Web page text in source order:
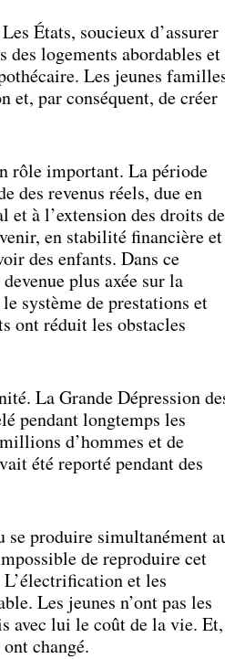
États, soucieux d’assurer
des logements abordables et
Les jeunes
et, par conséquent, de créer
rôle important. La période
des revenus réels, due en
et à l’extension des droits
en stabilité financière et
des enfants. Dans ce
plus axée sur la
système de prestations et
ont réduit les obstacles
La Grande Dépression
pendant longtemps les
d’hommes et de
été reporté pendant des
se produire simultanément
de reproduire cet
et les
Les jeunes n’ont pas les
avec lui le coût de la vie. Et,
changé.